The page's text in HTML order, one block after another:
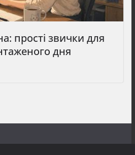
прості звички для
дня